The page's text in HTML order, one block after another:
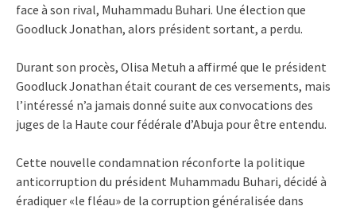
face à son rival, Muhammadu Buhari. Une élection que
Goodluck Jonathan, alors président sortant, a perdu.
Durant son procès, Olisa Metuh a affirmé que le président
Goodluck Jonathan était courant de ces versements, mais
l’intéressé n’a jamais donné suite aux convocations des
juges de la Haute cour fédérale d’Abuja pour être entendu.
Cette nouvelle condamnation réconforte la politique
anticorruption du président Muhammadu Buhari, décidé à
éradiquer «le fléau» de la corruption généralisée dans